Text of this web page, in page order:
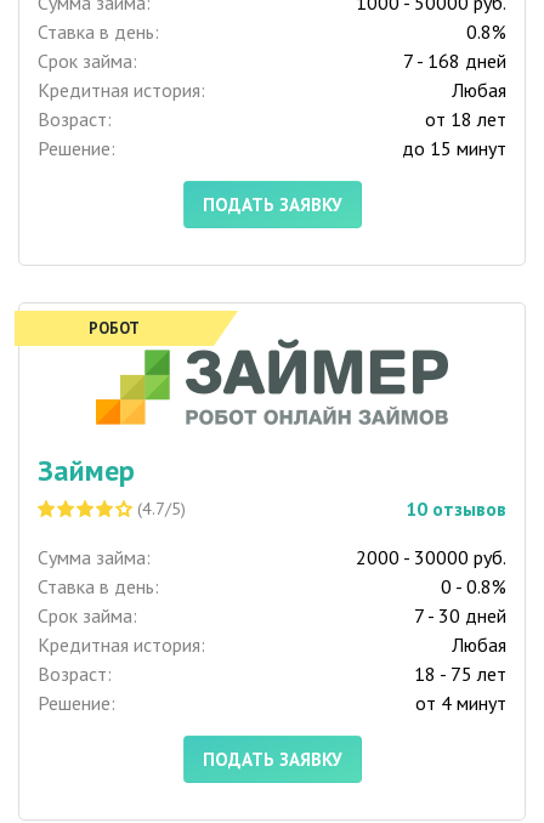
Ставка в день:
0.8%
Срок займа:
7 - 168 дней
Кредитная история:
Любая
Возраст:
от 18 лет
Решение:
до 15 минут
ПОДАТЬ ЗАЯВКУ
РОБОТ
Займер
(4.7/5) 10 отзывов
Сумма займа:
2000 - 30000 руб.
Ставка в день:
0 - 0.8%
Срок займа:
7 - 30 дней
Кредитная история:
Любая
Возраст:
18 - 75 лет
Решение:
от 4 минут
ПОДАТЬ ЗАЯВКУ